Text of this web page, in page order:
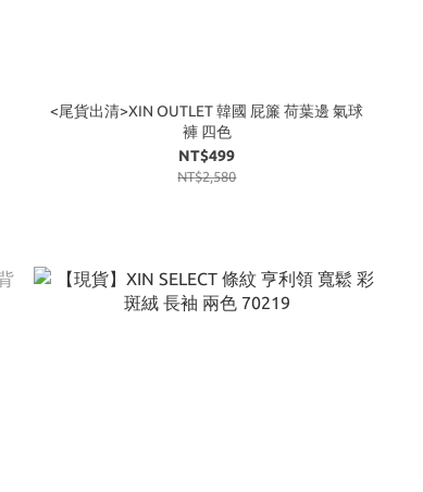
<尾貨出清>XIN OUTLET 韓國 屁簾 荷葉邊 氣球
褲 四色
NT$499
NT$2,580